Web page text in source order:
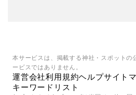
本サービスは、掲載する神社・スポットの
ービスではありません。
運営会社利用規約ヘルプサイト
キーワードリスト